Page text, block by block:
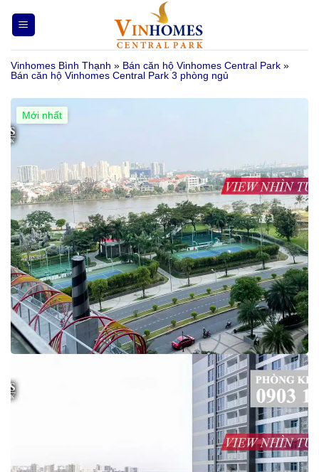
qua
nội
dung
Vinhomes Bình Thạnh » Bán căn hộ Vinhomes Central Park »
Bán căn hộ Vinhomes Central Park 3 phòng ngủ
Mới nhất